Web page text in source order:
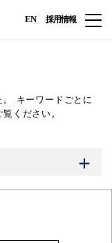
EN 採用情報
キーワードごとに
ください。